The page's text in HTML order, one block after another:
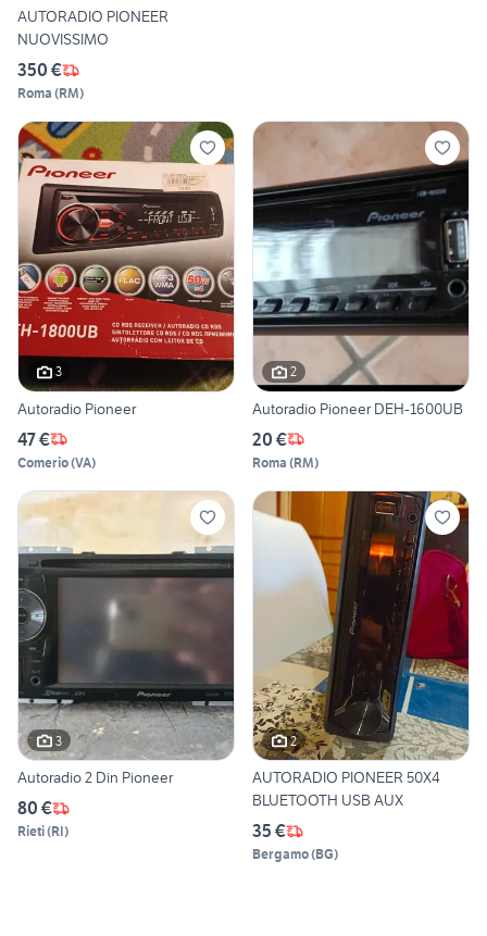
AUTORADIO PIONEER
NUOVISSIMO
350 €
Roma (RM)
3
Autoradio Pioneer
47 €
Comerio(VA)
2
Autoradio Pioneer DEH-1600UB
20 €
Roma (RM)
3
Autoradio 2 Din Pioneer
80 €
Rieti(RI)
2
AUTORADIO PIONEER 50X4
BLUETOOTH USB AUX
35 €
Bergamo(BG)